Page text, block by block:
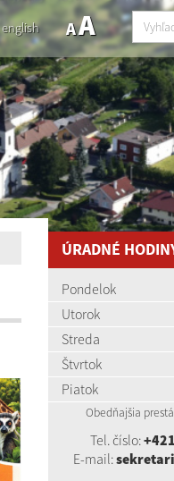
english AA
ÚRADNÉ
Pondelok
Utorok
Streda
Štvrtok
Piatok
Obedňajšia
Tel. číslo:
E-mail: